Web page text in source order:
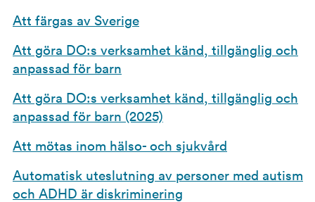
Att färgas av Sverige
Att göra DO:s verksamhet känd, tillgänglig och
anpassad för barn
Att göra DO:s verksamhet känd, tillgänglig och
anpassad för barn (2025)
Att mötas inom hälso- och sjukvård
Automatisk uteslutning av personer med autism
och ADHD är diskriminering